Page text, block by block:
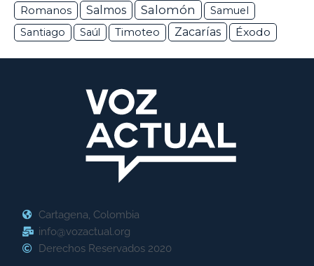
Romanos Salmos Salomón
Samuel
Santiago
Saúl Timoteo Zacarías Éxodo
Cartagena, Colombia
info@vozactual.org
Derechos Reservados 2020